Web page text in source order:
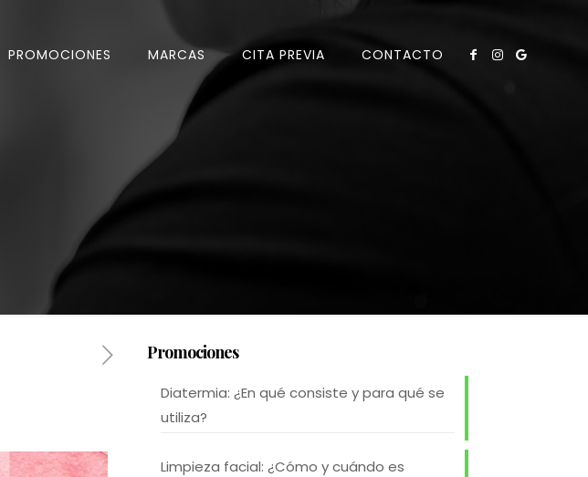
PROMOCIONES MARCAS CITA PREVIA CONTACTO
Promociones
Diatermia: ¿En qué consiste y para qué se
utiliza?
Limpieza facial: ¿Cómo y cuándo es